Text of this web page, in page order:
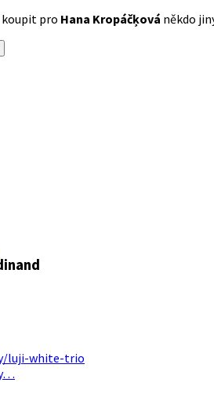
koupit pro Hana Kropáčķová někdo
luji-white-trio